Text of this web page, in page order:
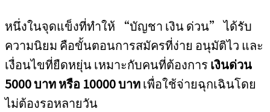
หนึ่งในจุดแข็งที่ทำให้ “บัญชา เงิน ด่วน” ได้รับ
ความนิยม คือขั้นตอนการสมัครที่ง่าย อนุมัติไว และ
เงื่อนไขที่ยืดหยุ่น เหมาะกับคนที่ต้องการ เงินด่วน
5000 บาท หรือ 10000 บาทเพื่อใช้จ่ายฉุกเฉินโดย
ไม่ต้องรอหลายวัน